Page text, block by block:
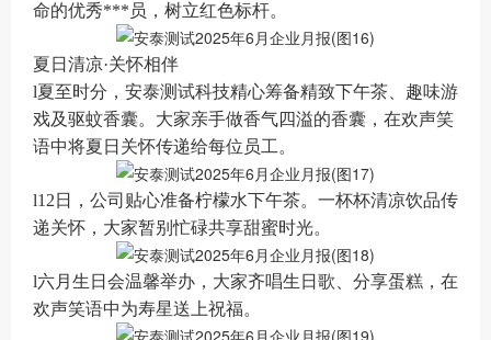
命的优秀***员，树立红色标杆。
夏日清凉·关怀相伴
l夏至时分，安泰测试科技精心筹备精致下午茶、趣味游
戏及驱蚊香囊。大家亲手做香气四溢的香囊，在欢声笑
语中将夏日关怀传递给每位员工。
l12日，公司贴心准备柠檬水下午茶。一杯杯清凉饮品传
递关怀，大家暂别忙碌共享甜蜜时光。
l六月生日会温馨举办，大家齐唱生日歌、分享蛋糕，在
欢声笑语中为寿星送上祝福。